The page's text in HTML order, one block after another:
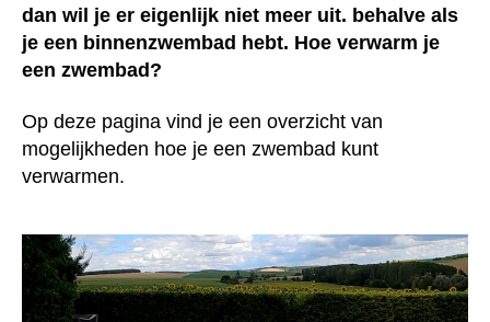
dan wil je er eigenlijk niet meer uit. behalve als
je een binnenzwembad hebt. Hoe verwarm je
een zwembad?
Op deze pagina vind je een overzicht van
mogelijkheden hoe je een zwembad kunt
verwarmen.